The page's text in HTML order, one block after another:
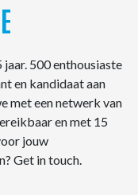
500 enthousiaste
en kandidaat aan
met een netwerk van
en met 15
jouw
Get in touch.